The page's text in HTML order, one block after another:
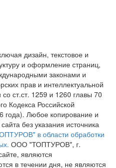
дизайн, текстовое и
и оформление страниц,
законами и
прав и интеллектуальной
со ст.ст. 1259 и 1260 главы 70
Кодекса Российской
года). Любое копирование и
без указания источника
в области обработки
ООО "ТОПТУРОВ", г.
являются
в течении дня, не являются